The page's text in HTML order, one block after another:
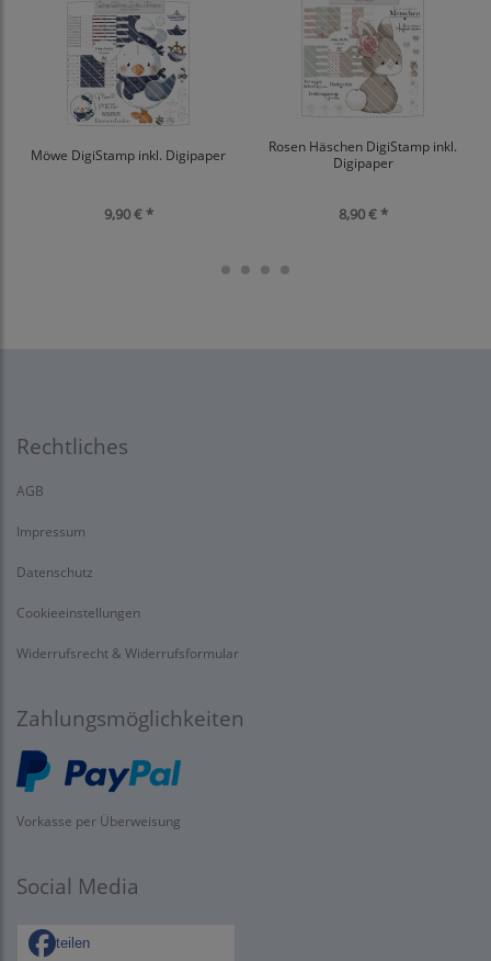
Möwe DigiStamp inkl. Digipaper
9,90 € *
Rosen Häschen DigiStamp inkl.
Digipaper
8,90 € *
Rechtliches
AGB
Impressum
Datenschutz
Cookieeinstellungen
Widerrufsrecht & Widerrufsformular
Zahlungsmöglichkeiten
Vorkasse per Überweisung
Social Media
teilen